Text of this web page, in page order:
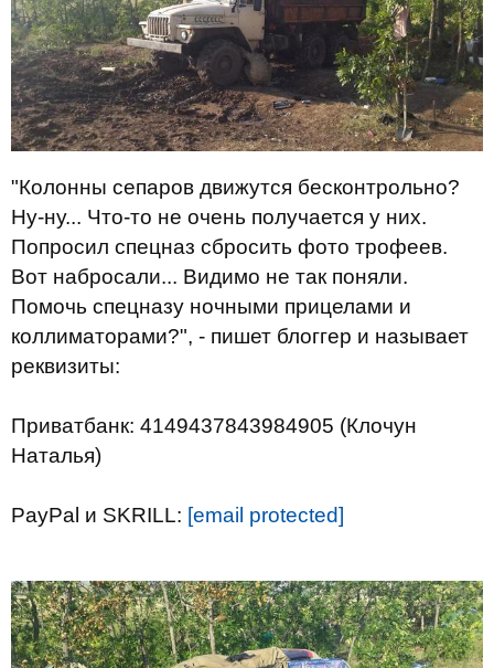
"Колонны сепаров движутся бесконтрольно?
Ну-ну... Что-то не очень получается у них.
Попросил спецназ сбросить фото трофеев.
Вот набросали... Видимо не так поняли.
Помочь спецназу ночными прицелами и
коллиматорами?", - пишет блоггер и называет
реквизиты:
Приватбанк: 4149437843984905 (Клочун
Наталья)
PayPal и SKRILL: [email protected]